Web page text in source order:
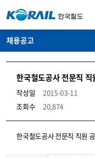
채용공고
한국철도공사 전문직
작성일
2015-03-11
조회수
20,874
코레일소개_경영공시_채용공고 상세보기 – 내용, 파일, 담당자 연락처로 구성
한국철도공사 전문직 직원